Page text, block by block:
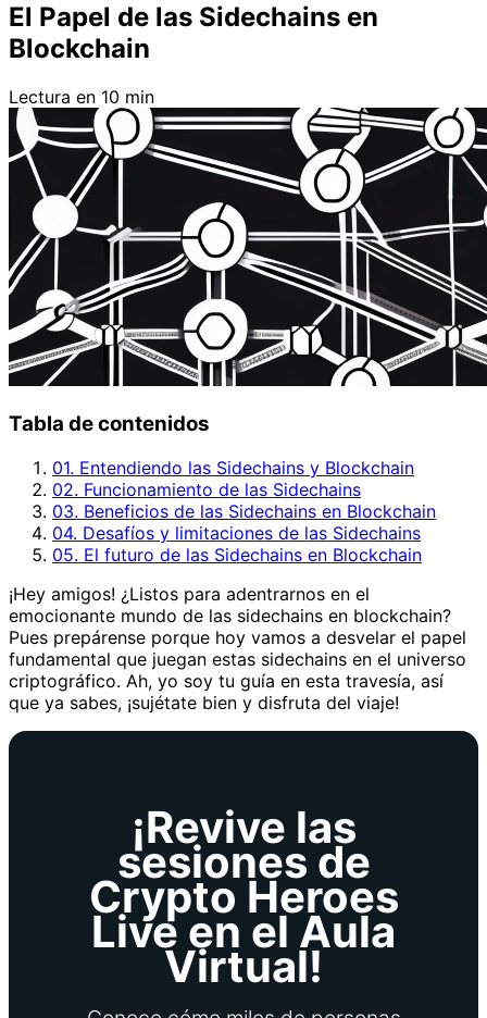
El Papel de las Sidechains en
Blockchain
Lectura en 10 min
Tabla de contenidos
01. Entendiendo las Sidechains y Blockchain
02. Funcionamiento de las Sidechains
03. Beneficios de las Sidechains en Blockchain
04. Desafíos y limitaciones de las Sidechains
05. El futuro de las Sidechains en Blockchain
¡Hey amigos! ¿Listos para adentrarnos en el
emocionante mundo de las sidechains en blockchain?
Pues prepárense porque hoy vamos a desvelar el papel
fundamental que juegan estas sidechains en el universo
criptográfico. Ah, yo soy tu guía en esta travesía, así
que ya sabes, ¡sujétate bien y disfruta del viaje!
¡Revive las
sesiones de
Crypto Heroes
Live en el Aula
Virtual!